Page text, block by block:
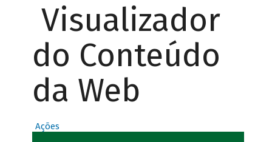
Visualizador
do Conteúdo
da Web
Ações